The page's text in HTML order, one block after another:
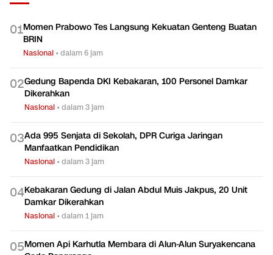
01Momen Prabowo Tes Langsung Kekuatan Genteng Buatan
BRIN
Nasional •dalam 6 jam
02Gedung Bapenda DKI Kebakaran, 100 Personel Damkar
Dikerahkan
Nasional •dalam 3 jam
03Ada 995 Senjata di Sekolah, DPR Curiga Jaringan
Manfaatkan Pendidikan
Nasional •dalam 3 jam
04Kebakaran Gedung di Jalan Abdul Muis Jakpus, 20 Unit
Damkar Dikerahkan
Nasional •dalam 1 jam
05Momen Api Karhutla Membara di Alun-Alun Suryakencana